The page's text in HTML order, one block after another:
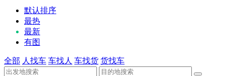
默认排序
最热
最新
有图
全部 人找车 车找人 车找货 货找车